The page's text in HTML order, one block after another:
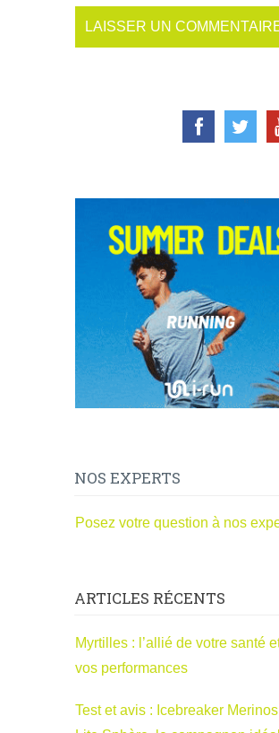
NOS EXPERTS
Posez votre question à nos
ARTICLES RÉCENTS
Myrtilles : l’allié de votre santé
vos performances
Test et avis : Icebreaker